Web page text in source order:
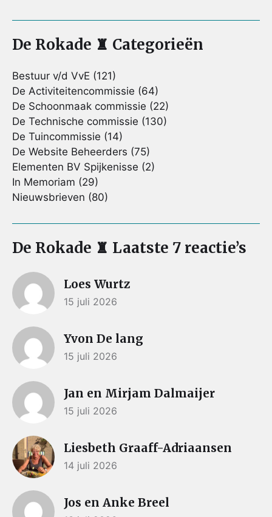
De Rokade ♜ Categorieën
Bestuur v/d VvE (121)
De Activiteitencommissie (64)
De Schoonmaak commissie (22)
De Technische commissie (130)
De Tuincommissie (14)
De Website Beheerders (75)
Elementen BV Spijkenisse (2)
In Memoriam (29)
Nieuwsbrieven (80)
De Rokade ♜ Laatste 7 reactie’s
Loes Wurtz
15 juli 2026
Yvon De lang
15 juli 2026
Jan en Mirjam Dalmaijer
15 juli 2026
Liesbeth Graaff-Adriaansen
14 juli 2026
Jos en Anke Breel